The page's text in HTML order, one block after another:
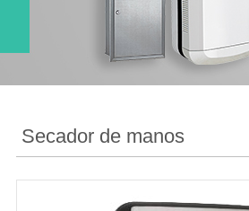
Secador de manos